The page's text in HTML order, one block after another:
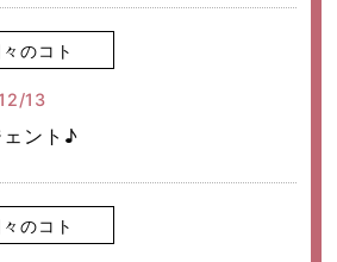
々のコト
13
ント♪
々のコト